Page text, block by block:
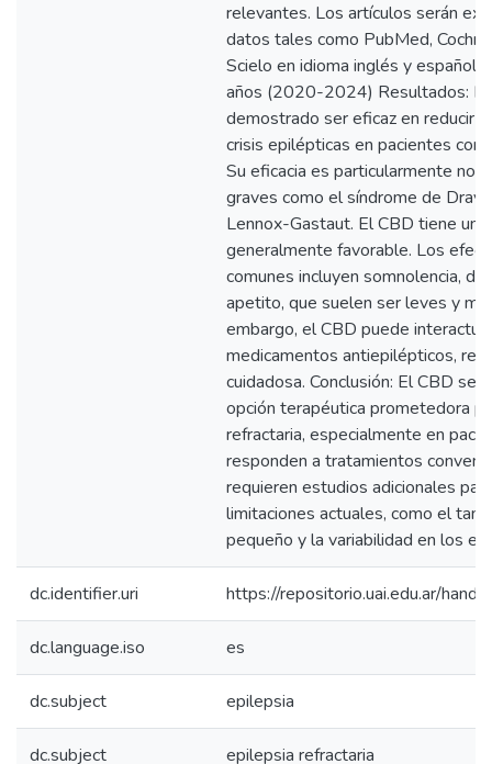
relevantes. Los artículos serán
datos tales como PubMed,
Scielo en idioma inglés y español
años (2020-2024) Resultados: El
demostrado ser eficaz en reducir
crisis epilépticas en pacientes con
Su eficacia es particularmente
graves como el síndrome de
Lennox-Gastaut. El CBD tiene un
generalmente favorable. Los
comunes incluyen somnolencia,
apetito, que suelen ser leves y
embargo, el CBD puede
medicamentos antiepilépticos,
cuidadosa. Conclusión: El CBD se
opción terapéutica prometedora
refractaria, especialmente en
responden a tratamientos
requieren estudios adicionales
limitaciones actuales, como el
pequeño y la variabilidad en los
dc.identifier.uri https://repositorio.uai.edu.ar/
dc.language.iso es
dc.subject epilepsia
dc.subject epilepsia refractaria